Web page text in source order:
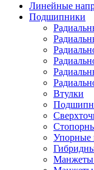
Линейные
Подшипники
Втулки
Упорные
Манжеты